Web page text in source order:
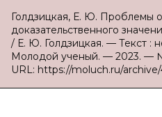
Голдзицкая, Е. Ю. Проблемы
доказательственного
/ Е. Ю. Голдзицкая. — Текст :
Молодой ученый. — 2023. —
URL: https://moluch.ru/